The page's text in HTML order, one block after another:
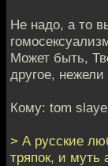
Не надо, а то
Может быть,
другое,
Кому: tom
> А русские
тряпок, и муть